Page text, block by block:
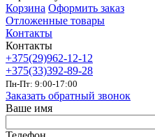
Корзина Оформить заказ
Отложенные товары
Контакты
Контакты
+375(29)962-12-12
+375(33)392-89-28
Пн-Пт: 9:00-17:00
Заказать обратный звонок
Ваше имя